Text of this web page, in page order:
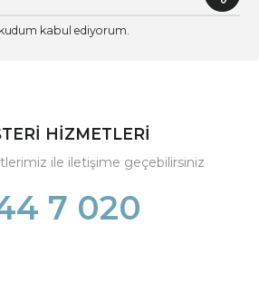
kabul ediyorum.
HİZMETLERİ
ile iletişime geçebilirsiniz
7 020